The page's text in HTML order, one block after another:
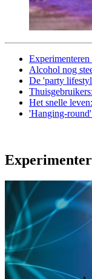
Alcohol nog
De 'party
Het snelle
'Hanging-